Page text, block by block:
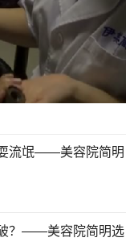
流氓——美容院简明
破？——美容院简明选